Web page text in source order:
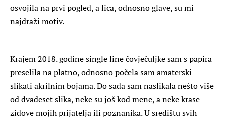
osvojila na prvi pogled, a lica, odnosno glave, su mi
najdraži motiv.
Krajem 2018. godine single line čovječuljke sam s papira
preselila na platno, odnosno počela sam amaterski
slikati akrilnim bojama. Do sada sam naslikala nešto više
od dvadeset slika, neke su još kod mene, a neke krase
zidove mojih prijatelja ili poznanika. U središtu svih